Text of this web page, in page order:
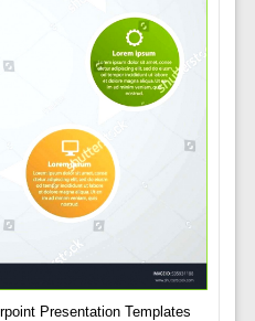
Presentation Templates